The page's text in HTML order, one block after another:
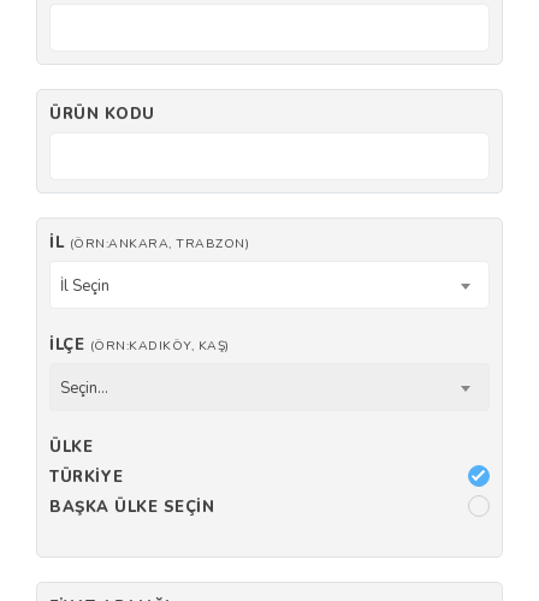
ÜRÜN KODU
İL (ÖRN:ANKARA, TRABZON)
İl Seçin
İLÇE (ÖRN:KADIKÖY, KAŞ)
Seçin...
ÜLKE
TÜRKIYE
BAŞKA ÜLKE SEÇIN